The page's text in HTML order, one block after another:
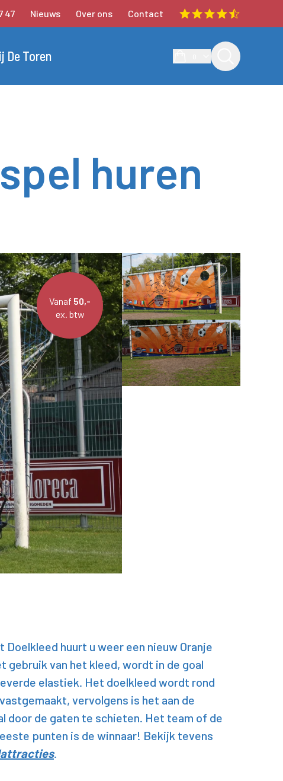
47 Nieuws Over ons Contact
De Toren
huren
Vanaf 50,-
ex. btw
Doelkleed huurt u weer een nieuw Oranje
van het kleed, wordt in de goal
elastiek. Het doelkleed wordt rond
vervolgens is het aan de
door de gaten te schieten. Het team of de
punten is de winnaar! Bekijk tevens
.